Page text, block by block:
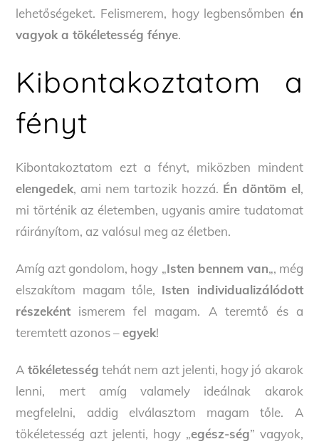
lehetőségeket. Felismerem, hogy legbensőmben én
vagyok a tökéletesség fénye.
Kibontakoztatom a
fényt
Kibontakoztatom ezt a fényt, miközben mindent
elengedek, ami nem tartozik hozzá. Én döntöm el,
mi történik az életemben, ugyanis amire tudatomat
ráirányítom, az valósul meg az életben.
Amíg azt gondolom, hogy „Isten bennem van„, még
elszakítom magam tőle, Isten individualizálódott
részeként ismerem fel magam. A teremtő és a
teremtett azonos –egyek!
A tökéletesség tehát nem azt jelenti, hogy jó akarok
lenni, mert amíg valamely ideálnak akarok
megfelelni, addig elválasztom magam tőle. A
tökéletesség azt jelenti, hogy „egész-ség” vagyok,